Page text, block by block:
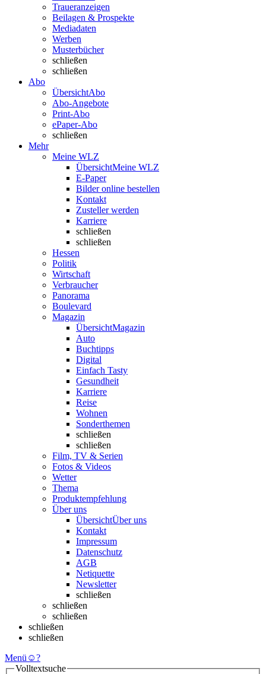
Traueranzeigen
Beilagen & Prospekte
Mediadaten
Werben
Musterbücher
schließen
schließen
Abo
ÜbersichtAbo
Abo-Angebote
Print-Abo
ePaper-Abo
schließen
Mehr
Meine WLZ
ÜbersichtMeine WLZ
E-Paper
Bilder online bestellen
Kontakt
Zusteller werden
Karriere
schließen
schließen
Hessen
Politik
Wirtschaft
Verbraucher
Panorama
Boulevard
Magazin
ÜbersichtMagazin
Auto
Buchtipps
Digital
Einfach Tasty
Gesundheit
Karriere
Reise
Wohnen
Sonderthemen
schließen
schließen
Film, TV & Serien
Fotos & Videos
Wetter
Thema
Produktempfehlung
Über uns
ÜbersichtÜber uns
Kontakt
Impressum
Datenschutz
AGB
Netiquette
Newsletter
schließen
schließen
schließen
schließen
schließen
Menü ☺?
Volltextsuche